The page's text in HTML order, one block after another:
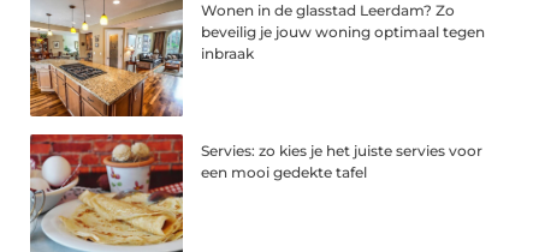
Wonen in de glasstad Leerdam? Zo
beveilig je jouw woning optimaal tegen
inbraak
Servies: zo kies je het juiste servies voor
een mooi gedekte tafel